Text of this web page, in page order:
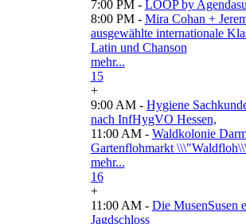
7:00 PM - LOOP by
8:00 PM - Mira Cohan +
ausgewählte internationale
Latin und Chanson
mehr...
15
+
9:00 AM - Hygiene
nach InfHygVO Hessen,
11:00 AM - Waldkolonie
Gartenflohmarkt
mehr...
16
+
11:00 AM - Die MusenSusen
Jagdschloss